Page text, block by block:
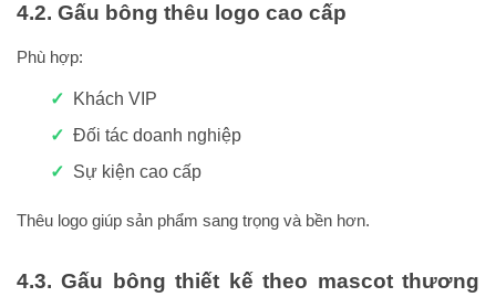
4.2. Gấu bông thêu logo cao cấp
Phù hợp:
Khách VIP
Đối tác doanh nghiệp
Sự kiện cao cấp
Thêu logo giúp sản phẩm sang trọng và bền hơn.
4.3. Gấu bông thiết kế theo mascot thương